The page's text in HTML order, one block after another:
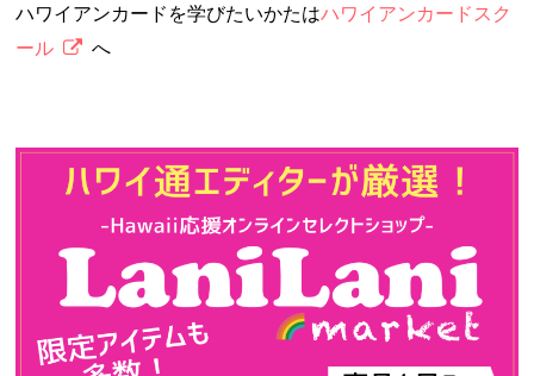
ハワイアンカードを学びたいかたはハワイアンカードスク
ール
へ